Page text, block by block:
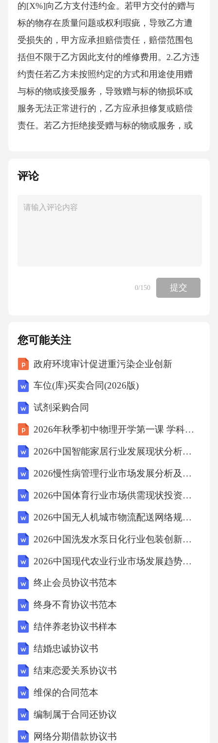
的[X%]向乙方支付违约金。若甲方交付的赠与
标的物存在质量问题或权利瑕疵，导致乙方遭
受损失的，甲方应承担赔偿责任，赔偿范围包
括但不限于乙方因此支付的维修费用。2.乙方违
约责任若乙方未按照约定的方式和用途使用赠
与标的物或接受服务，导致赠与标的物损坏或
服务无法正常进行的，乙方应承担修复或赔偿
责任。若乙方拒绝接受赠与标的物或服务，或
议解决1.本协议的签订、履行、解释及争议解决
议过程中如发生争议，可以通过以下方式解
体仲裁机构名称]申请仲裁。仲裁裁决是终局
的，对双方均具有约束力。诉讼：若协商不
评论
0/150 提交
您可能关注
政府环境审计促进重污染企业创新
车位(库)买卖合同(2026版)
试剂采购合同
2026年秋季初中物理开学第一课 学科核心素养解读课件
2026中国智能家居行业发展现状分析市场竞争投资评估规划报告
2026慢性病管理行业市场发展分析及发展趋势与投资管理策略研究报告
2026中国体育行业市场供需现状投资评估规划分析研究报告
2026中国无人机城市物流配送网络规划与低空经济政策红利前瞻报告
2026中国洗发水泵日化行业包装创新趋势观察
2026中国现代农业行业市场发展趋势分析及投资前景规划分析研究报告
终止会员协议书范本
终身不育协议书范本
结伴养老协议书样本
结婚忠诚协议书
结束恋爱关系协议书
维保的合同范本
编制属于合同还协议
网络分期借款协议书